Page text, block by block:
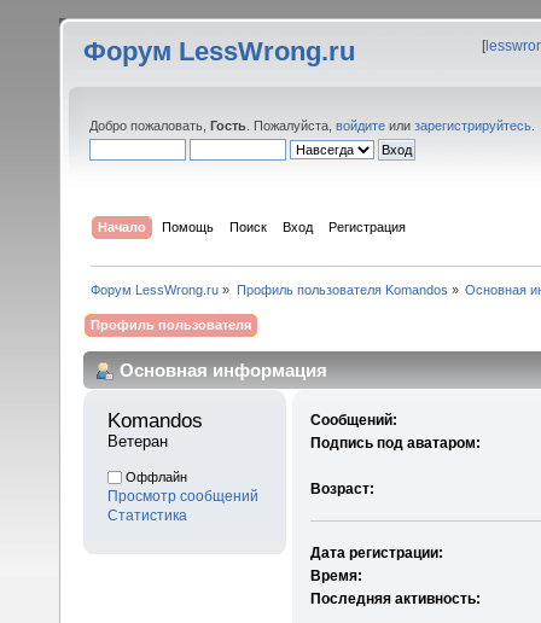
Форум LessWrong.ru [
Добро пожаловать, Гость . Пожалуйста, войдите или зарегистрируйтесь
Начало Помощь Поиск Вход Регистрация
Форум LessWrong.ru » Профиль пользователя Komandos » Основная
Профиль пользователя
Основная информация
Komandos
Ветеран
Оффлайн
Просмотр сообщений
Статистика
Сообщений:
Подпись под аватаром:
Возраст:
Дата регистрации:
Время:
Последняя активность: